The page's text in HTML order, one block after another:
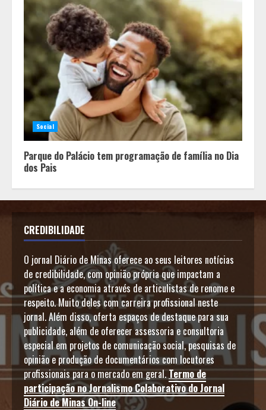
Social
Parque do Palácio tem programação de família no Dia
dos Pais
CREDIBILIDADE
O jornal Diário de Minas oferece ao seus leitores notícias
de credibilidade, com opinião própria que impactam a
política e a economia através de articulistas de renome e
respeito. Muito deles com carreira profissional neste
jornal. Além disso, oferta espaços de destaque para sua
publicidade, além de oferecer assessoria e consultoria
especial em projetos de comunicação social, pesquisas de
opinião e produção de documentários com locutores
profissionais para o mercado em geral.Termo de
participação no Jornalismo Colaborativo do Jornal
Diário de Minas On-line